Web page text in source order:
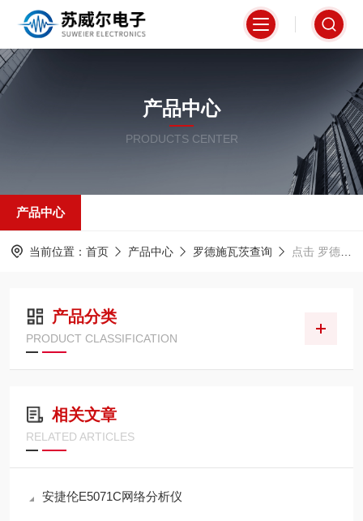
产品中心
PRODUCTS CENTER
产品中心
当前位置： 首页 产品中心 罗德施瓦茨查询 点击 罗德接收机
产品分类
PRODUCT CLASSIFICATION
相关文章
RELATED ARTICLES
安捷伦E5071C网络分析仪